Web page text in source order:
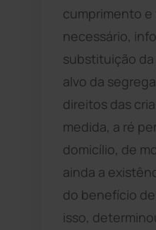
cumprimento e
necessário,
substituição da
alvo da
direitos das
medida, a ré
domicílio, de
ainda a
do benefício
isso,